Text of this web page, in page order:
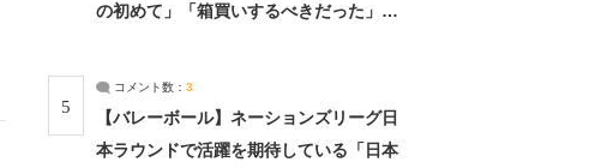
の初めて」「箱買いするべきだった」
5
コメント数： 3
【バレーボール】ネーションズリーグ日
本ラウンドで活躍を期待している「日本